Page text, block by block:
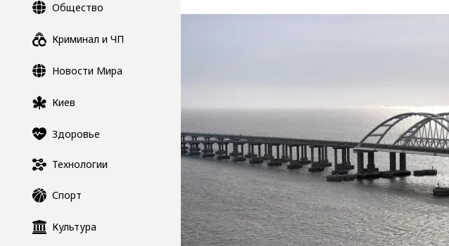
Общество
Криминал и ЧП
Новости Мира
Киев
Здоровье
Технологии
Спорт
Культура